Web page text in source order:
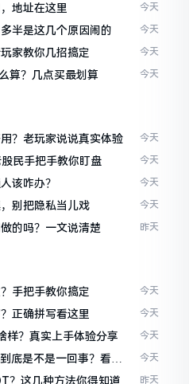
地址在这里 今天
半是这几个原因闹的 今天
家教你几招搞定 今天
算？几点买最划算 今天
？老玩家说说真实体验 今天
民手把手教你盯盘 今天
该咋办？ 今天
别把隐私当儿戏 今天
的吗？一文说清楚 昨天
手把手教你搞定 今天
正确拼写看这里 今天
样？真实上手体验分享 今天
是不是一回事？看完
今天
？这几种方法你得知道 昨天